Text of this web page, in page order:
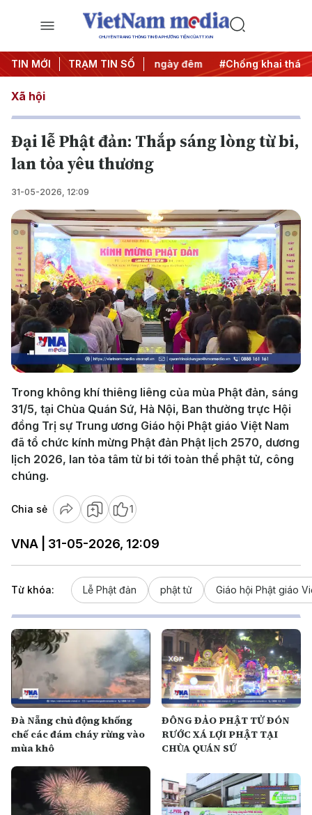
CHUYÊN TRANG THÔNG TIN ĐA PHƯƠNG TIỆN CỦA TTXVN
TIN MỚI TRẠM TIN SỐ
#Chiến dịch 500 ngày đêm #Chống khai thác IUU
Xã hội
Đại lễ Phật đản: Thắp sáng lòng từ bi,
lan tỏa yêu thương
31-05-2026, 12:09
Play
Video
Trong không khí thiêng liêng của mùa Phật đản, sáng
31/5, tại Chùa Quán Sứ, Hà Nội, Ban thường trực Hội
đồng Trị sự Trung ương Giáo hội Phật giáo Việt Nam
đã tổ chức kính mừng Phật đản Phật lịch 2570, dương
lịch 2026, lan tỏa tâm từ bi tới toàn thể phật tử, công
chúng.
Chia sẻ 1
VNA | 31-05-2026, 12:09
Từ khóa: Lễ Phật đản phật tử Giáo hội Phật giáo
Đà Nẵng chủ động khống
chế các đám cháy rừng vào
mùa khô
ĐÔNG ĐẢO PHẬT TỬ ĐÓN
RƯỚC XÁ LỢI PHẬT TẠI
CHÙA QUÁN SỨ